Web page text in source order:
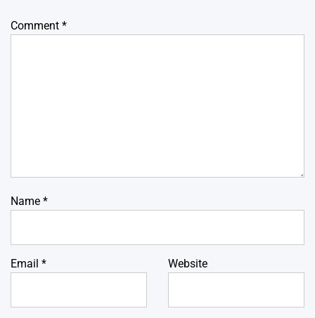
Comment *
Name *
Email * Website